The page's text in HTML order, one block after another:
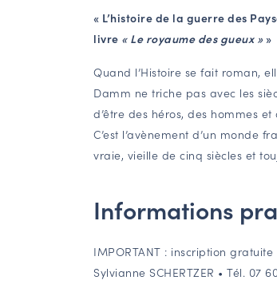
« L’histoire de la guerre des
livre « Le royaume des gueux »»
Quand l’Histoire se fait roman,
Damm ne triche pas avec les
d’être des héros, des hommes
C’est l’avènement d’un monde
vraie, vieille de cinq siècles et
Informations
IMPORTANT : inscription
Sylvianne SCHERTZER • Tél. 07